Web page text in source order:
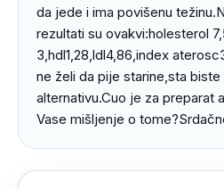
da jede i ima povišenu
rezultati su ovakvi:holesterol
3,hdl1,28,ldl4,86,index
ne želi da pije starine,sta
alternativu.Cuo je za preparat
Vase mišljenje o